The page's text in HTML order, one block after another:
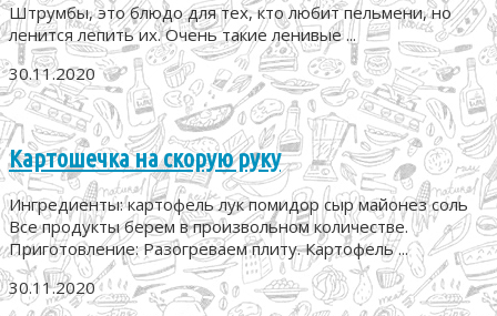
Штрумбы, это блюдо для тех, кто любит пельмени, но
ленится лепить их. Очень такие ленивые ...
30.11.2020
Картошечка на скорую руку
Ингредиенты: картофель лук помидор сыр майонез соль
Все продукты берем в произвольном количестве.
Приготовление: Разогреваем плиту. Картофель ...
30.11.2020